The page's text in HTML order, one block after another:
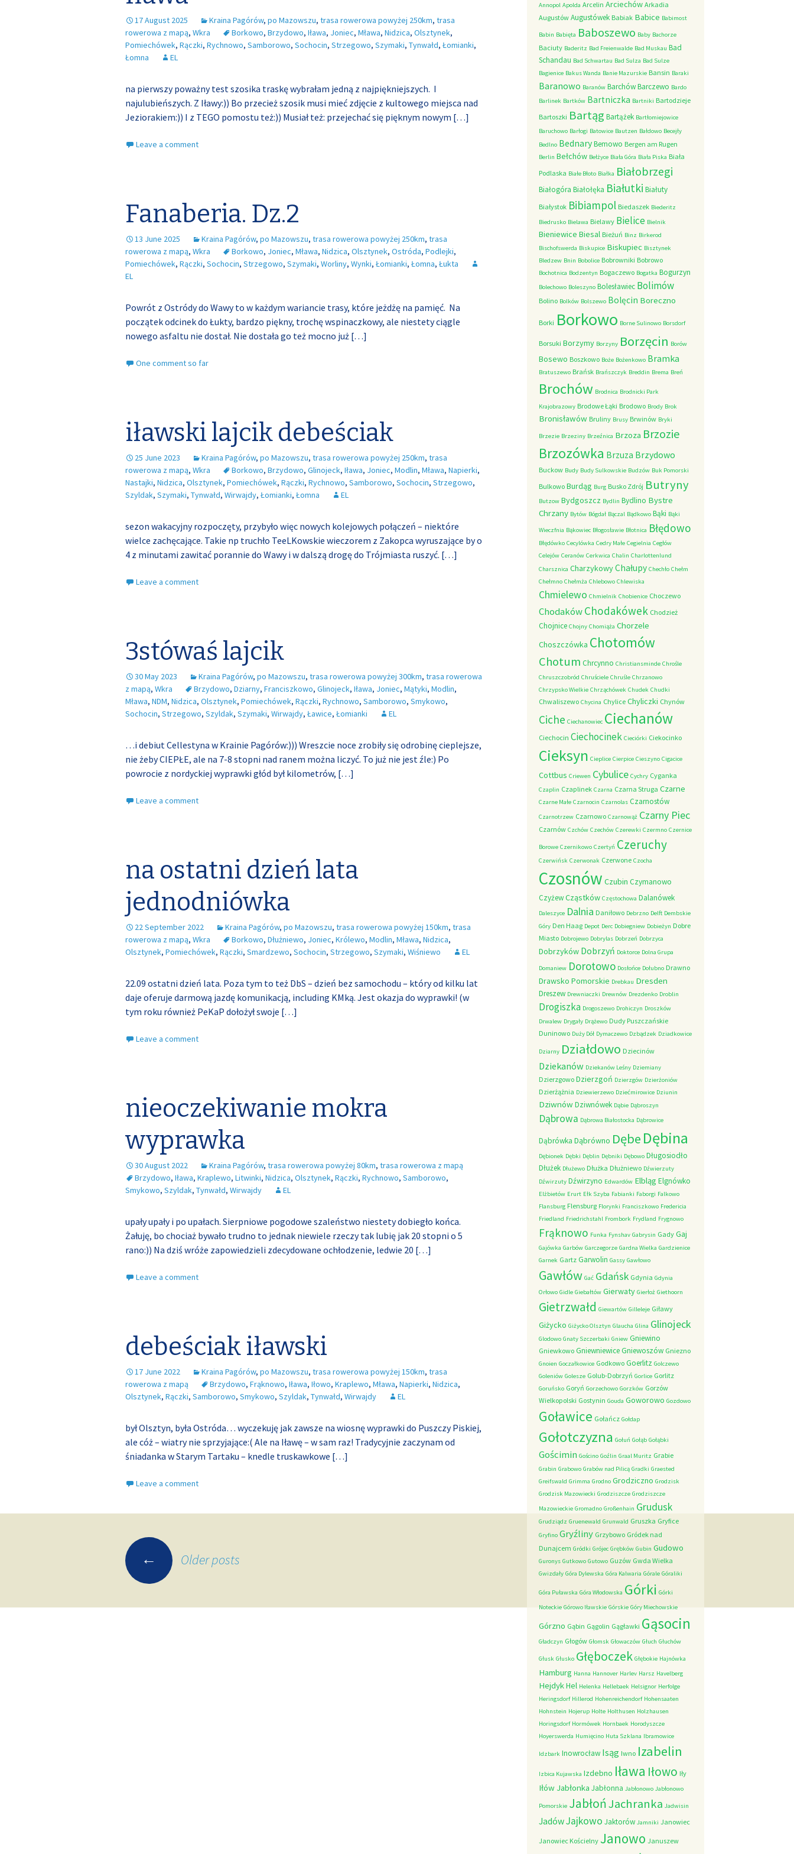
17 August 2025 Kraina Pagórów, po Mazowszu, trasa rowerowa powyżej 250km, trasa
rowerowa z mapą, Wkra Borkowo, Brzydowo, Iława, Joniec, Mława, Nidzica, Olsztynek,
Pomiechówek, Rączki, Rychnowo, Samborowo, Sochocin, Strzegowo, Szymaki, Tynwałd, Łomianki,
Łomna
EL
na pierwszy poważny test szosika traskę wybrałam jedną z najpiękniejszych. I
najulubieńszych. Z Iławy:)) Bo przecież szosik musi mieć zdjęcie z kultowego miejsca nad
Jeziorakiem:)) I z TEGO pomostu też:)) Musiał też: przejechać się pięknym nowym […]
Leave a comment
Fanaberia. Dz.2
13 June 2025 Kraina Pagórów, po Mazowszu, trasa rowerowa powyżej 250km, trasa
rowerowa z mapą, Wkra Borkowo, Joniec, Mława, Nidzica, Olsztynek, Ostróda, Podlejki,
Pomiechówek, Rączki, Sochocin, Strzegowo, Szymaki, Worliny, Wynki, Łomianki, Łomna, Łukta
EL
Powrót z Ostródy do Wawy to w każdym wariancie trasy, które jeżdżę na pamięć. Na
początek odcinek do Łukty, bardzo piękny, trochę wspinaczkowy, ale niestety ciągle
nowego asfaltu nie dostał. Nie dostała go też mocno już […]
One comment so far
iławski lajcik debeściak
25 June 2023 Kraina Pagórów, po Mazowszu, trasa rowerowa powyżej 250km, trasa
rowerowa z mapą, Wkra Borkowo, Brzydowo, Glinojeck, Iława, Joniec, Modlin, Mława, Napierki,
Nastajki, Nidzica, Olsztynek, Pomiechówek, Rączki, Rychnowo, Samborowo, Sochocin, Strzegowo,
Szyldak, Szymaki, Tynwałd, Wirwajdy, Łomianki, Łomna EL
sezon wakacyjny rozpoczęty, przybyło więc nowych kolejowych połączeń – niektóre
wielce zachęcające. Takie np truchło TeeLKowskie wieczorem z Zakopca wyruszające by o
4 z minutami zawitać porannie do Wawy i w dalszą drogę do Trójmiasta ruszyć. […]
Leave a comment
3stówaś lajcik
30 May 2023 Kraina Pagórów, po Mazowszu, trasa rowerowa powyżej 300km, trasa rowerowa
z mapą, Wkra Brzydowo, Dziarny, Franciszkowo, Glinojeck, Iława, Joniec, Mątyki, Modlin,
Mława, NDM, Nidzica, Olsztynek, Pomiechówek, Rączki, Rychnowo, Samborowo, Smykowo,
Sochocin, Strzegowo, Szyldak, Szymaki, Wirwajdy, Ławice, Łomianki EL
…i debiut Cellestyna w Krainie Pagórów:))) Wreszcie noce zrobiły się odrobinę cieplejsze,
nie żeby CIEPŁE, ale na 7-8 stopni nad ranem można liczyć. To już nie jest źle:) Po
powrocie z nordyckiej wyprawki głód był kilometrów, […]
Leave a comment
na ostatni dzień lata
jednodniówka
22 September 2022 Kraina Pagórów, po Mazowszu, trasa rowerowa powyżej 150km, trasa
rowerowa z mapą, Wkra Borkowo, Dłużniewo, Joniec, Królewo, Modlin, Mława, Nidzica,
Olsztynek, Pomiechówek, Rączki, Smardzewo, Sochocin, Strzegowo, Szymaki, Wiśniewo EL
22.09 ostatni dzień lata. Poza tym to też DbS – dzień bez samochodu – który od kilku lat
daje oferuje darmową jazdę komunikacją, including KMką. Jest okazja do wyprawki! (w
tym roku również PeKaP dołożył swoje […]
Leave a comment
nieoczekiwanie mokra
wyprawka
30 August 2022 Kraina Pagórów, trasa rowerowa powyżej 80km, trasa rowerowa z mapą
Brzydowo, Iława, Kraplewo, Litwinki, Nidzica, Olsztynek, Rączki, Rychnowo, Samborowo,
Smykowo, Szyldak, Tynwałd, Wirwajdy EL
upały upały i po upałach. Sierpniowe pogodowe szaleństwo niestety dobiegło końca.
Żałuję, bo chociaż bywało trudno to jednak niewiele rzeczy tak lubię jak 20 stopni o 5
rano:)) Na dziś wróże zapowiedzieli zdecydowane ochłodzenie, ledwie 20 […]
Leave a comment
debeściak iławski
17 June 2022 Kraina Pagórów, po Mazowszu, trasa rowerowa powyżej 150km, trasa
rowerowa z mapą
Brzydowo, Frąknowo, Iława, Iłowo, Kraplewo, Mława, Napierki, Nidzica,
Olsztynek, Rączki, Samborowo, Smykowo, Szyldak, Tynwałd, Wirwajdy EL
był Olsztyn, była Ostróda… wyczekuję jak zawsze na wiosnę wyprawki do Puszczy Piskiej,
ale cóż – wiatry nie sprzyjające:( Ale na Iławę – w sam raz! Tradycyjnie zaczynam od
śniadanka w Starym Tartaku – knedle truskawkowe […]
Leave a comment
← Older posts
Annopol Apolda Arcelin Arciechów Arkadia
Augustów Augustówek Babiak Babice Babimost
Babin Babięta Baboszewo Baby Bachorze
Baciuty Baderitz Bad Freienwalde Bad Muskau Bad
Schandau Bad Schwartau Bad Sulza Bad Sulze
Bagienice Bakus Wanda Banie Mazurskie Bansin Baraki
Baranowo Baranów BarchówBarczewo Bardo
Barlinek Bartków Bartniczka Bartniki Bartodzieje
Bartoszki Bartąg Bartążek Bartłomiejowice
Baruchowo Barłogi Batowice Bautzen Bałdowo Becejły
Bedlno BednaryBemowo Bergen am Rugen
Berlin Bełchów Bełżyce Biała Góra Biała Piska Biała
Podlaska Białe Błoto Białka Białobrzegi
Białogóra Białołęka Białutki Białuty
Białystok Bibiampol Biedaszek Biederitz
Biedrusko Bielawa Bielawy Bielice Bielnik
Bieniewice Biesal Bieżuń Binz Birkerod
Bischofswerda Biskupice Biskupiec Bisztynek
Bledzew Bnin Bobolice Bobrowniki Bobrowo
Bochotnica Bodzentyn Bogaczewo Bogatka Bogurzyn
Bolechowo Boleszyno Bolesławiec Bolimów
Bolino Bolków Bolszewo Bolęcin Boreczno
Borki Borkowo Borne Sulinowo Borsdorf
Borsuki Borzymy Borzyny Borzęcin Borów
Bosewo Boszkowo Boże Bożenkowo Bramka
Bratuszewo Brańsk Brańszczyk Breddin Brema Breń
Brochów Brodnica Brodnicki Park
Krajobrazowy Brodowe Łąki Brodowo Brody Brok
Bronisławów Bruliny Brusy Brwinów Bryki
Brzezie Brzeziny Brzeźnica Brzoza Brzozie
Brzozówka Brzuza Brzydowo
Buckow Budy Budy Sulkowskie Budzów Buk Pomorski
Bulkowo Burdąg Burg Busko Zdrój Butryny
Butzow Bydgoszcz Bydlin Bydlino Bystre
Chrzany Bytów Bógdał Bączal Bądkowo Bąki Bąki
Wieczfnia Bąkowiec Błogosławie Błotnica Błędowo
Błędówko Cecylówka Cedry Małe Cegielnia Cegłów
Celejów Ceranów Cerkwica Chalin Charlottenlund
Charsznica CharzykowyChałupy Chechło Chełm
Chełmno Chełmża Chlebowo Chlewiska
Chmielewo Chmielnik Chobienice Choczewo
ChodakówChodakówek Chodzież
Chojnice Chojny Chomiąża Chorzele
Choszczówka Chotomów
Chotum Chrcynno Christiansminde Chrośle
Chruszczobród Chruściele Chruśle Chrzanowo
Chrzypsko Wielkie Chrząchówek Chudek Chudki
Chwaliszewo Chycina Chylice Chyliczki Chynów
Ciche Ciechanowiec Ciechanów
Ciechocin Ciechocinek Cieciórki Ciekocinko
Cieksyn Cieplice Cierpice Cieszyno Cigacice
Cottbus Criewen Cybulice Cychry Cyganka
Czaplin Czaplinek Czarna Czarna Struga Czarne
Czarne Małe Czarnocin Czarnolas Czarnostów
Czarnotrzew Czarnowo Czarnowąż Czarny Piec
Czarnów Czchów Czechów Czerewki Czermno Czernice
Borowe Czernikowo Czertyń Czeruchy
Czerwińsk Czerwonak Czerwone Czocha
Czosnów Czubin Czymanowo
CzyżewCząstków Częstochowa Dalanówek
Daleszyce Dalnia Daniłowo Debrzno Delft Dembskie
Góry Den Haag Depot Derc Dobiegniew Dobieżyn Dobre
Miasto Dobrojewo Dobrylas Dobrzeń Dobrzyca
Dobrzyków Dobrzyń Doktorce Dolna Grupa
Domaniew Dorotowo Dosłońce Dołubno Drawno
Drawsko Pomorskie Drebkau Dresden
Dreszew Drewniaczki Drewnów Drezdenko Droblin
Drogiszka Drogoszewo Drohiczyn Droszków
Drwalew Drygały Drążewo Dudy Puszczańskie
Duninowo Duży Dół Dymaczewo Dzbądzek Dziadkowice
Dziarny Działdowo Dziecinów
Dziekanów Dziekanów Leśny Dziemiany
Dzierzgowo Dzierzgoń Dzierzgów Dzierżoniów
Dzierżążnia Dziewierzewo Dziećmirowice Dziunin
DziwnówDziwnówek Dąbie Dąbroszyn
Dąbrowa Dąbrowa Białostocka Dąbrowice
Dąbrówka Dąbrówno Dębe Dębina
Dębionek Dębki Dęblin Dębniki Dębowo Długosiodło
Dłużek Dłużewo Dłużka Dłużniewo Dźwierzuty
Dźwirzuty Dźwirzyno Edwardów Elbląg Elgnówko
Elżbietów Erurt Ełk Szyba Fabianki Faborgi Falkowo
Flansburg Flensburg Florynki Franciszkowo Fredericia
Friedland Friedrichstahl Frombork Frydland Frygnowo
Frąknowo Funka Fynshav Gabrysin Gady Gaj
Gajówka Garbów Garczegorze Gardna Wielka Gardzienice
Garnek Gartz Garwolin Gassy Gawłowo
Gawłów Gać Gdańsk Gdynia Gdynia
Orłowo Gidle Giebałtów Gierwaty Gierłoż Giethoorn
Gietrzwałd Giewartów Gilleleje Giławy
Giżycko Giżycko Olsztyn Glaucha Glina Glinojeck
Glodowo Gnaty Szczerbaki Gniew Gniewino
Gniewkowo GniewniewiceGniewoszów Gniezno
Gnoien Goczałkowice Godkowo Goerlitz Golczewo
Goleniów Golesze Golub-Dobrzyń Gorlice Gorlitz
Goruńsko Goryń Gorzechowo Gorzków Gorzów
Wielkopolski Gostynin Gouda Goworowo Gozdowo
Goławice Gołańcz Gołdap
Gołotczyzna Gołuń Gołąb Gołąbki
Gościmin Gościno Goźlin Graal Muritz Grabie
Grabin Grabowo Grabów nad Pilicą Gradki Graested
Greifswald Grimma Grodno Grodziczno Grodzisk
Grodzisk Mazowiecki Grodziszcze Grodziszcze
Mazowieckie Gromadno Großenhain Grudusk
Grudziądz Gruenewald Grunwald Gruszka Gryfice
Gryfino Gryźliny Grzybowo Gródek nad
Dunajcem Gródki Grójec Grębków Gubin Gudowo
Guronys Gutkowo Gutowo Guzów Gwda Wielka
Gwizdały Góra Dylewska Góra Kalwaria Górale Góraliki
Góra Puławska Góra Włodowska Górki Górki
Noteckie Górowo Iławskie Górskie Góry Miechowskie
Górzno Gąbin Gągolin Gągławki Gąsocin
Gładczyn Głogów Głomsk Głowaczów Głuch Głuchów
Głusk Głusko Głęboczek Głębokie Hajnówka
Hamburg Hanna Hannover Harlev Harsz Havelberg
HejdykHel Helenka Hellebaek Helsignor Herfolge
Heringsdorf Hillerod Hohenreichendorf Hohensaaten
Hohnstein Hojerup Holte Holthusen Holzhausen
Horingsdorf Hormówek Hornbaek Horodyszcze
Hoyerswerda Humięcino Huta Szklana Ibramowice
Idzbark Inowrocław Isąg Iwno Izabelin
Izbica Kujawska Izdebno Iława Iłowo Iły
Iłów Jabłonka Jabłonna Jabłonowo Jabłonowo
Pomorskie JabłońJachranka Jadwisin
JadówJajkowo Jaktorów Jamniki Janowiec
Janowiec Kościelny Janowo Januszew